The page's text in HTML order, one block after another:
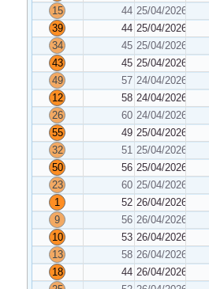
15
44 25/04/2026
39
44 25/04/2026
34
45 25/04/2026
43
45 25/04/2026
49
57 24/04/2026
12
58 24/04/2026
26
60 24/04/2026
55
49 25/04/2026
32
51 25/04/2026
50
56 25/04/2026
23
60 25/04/2026
1
52 26/04/2026
9
56 26/04/2026
10
53 26/04/2026
13
58 26/04/2026
18
44 26/04/2026